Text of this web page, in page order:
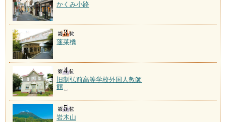
かくみ小路
蓬莱橋
旧制弘前高等学校外国人教師
館
岩木山